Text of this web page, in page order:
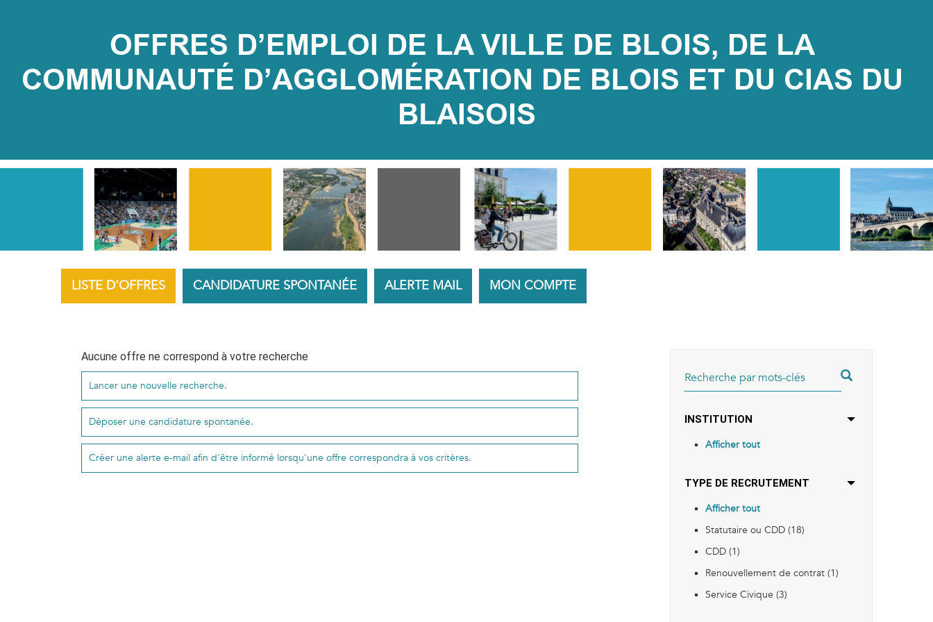
OFFRES D’EMPLOI DE LA VILLE DE BLOIS, DE LA
COMMUNAUTÉ D’AGGLOMÉRATION DE BLOIS ET DU CIAS DU
BLAISOIS
LISTE D'OFFRES CANDIDATURE SPONTANÉE ALERTE MAIL MON COMPTE
RECHERCHER
INSTITUTION
Afficher tout
TYPE DE RECRUTEMENT
Afficher tout
Statutaire ou CDD (18)
CDD (1)
Renouvellement de contrat (1)
Service Civique (3)
Aucune offre ne correspond à votre recherche
Lancer une nouvelle recherche.
Déposer une candidature spontanée.
Créer une alerte e-mail afin d'être informé lorsqu'une offre correspondra à vos critères.